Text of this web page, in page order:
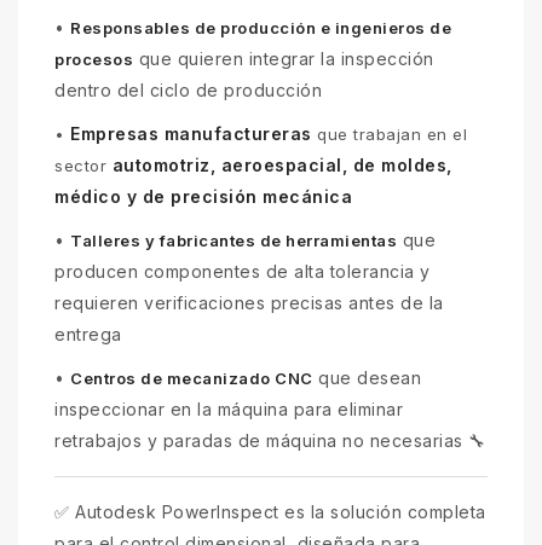
• Responsables de producción e ingenieros de
procesos que quieren integrar la inspección
dentro del ciclo de producción
• Empresas manufactureras que trabajan en el
sector automotriz, aeroespacial, de moldes,
médico y de precisión mecánica
• Talleres y fabricantes de herramientas que
producen componentes de alta tolerancia y
requieren verificaciones precisas antes de la
entrega
• Centros de mecanizado CNC que desean
inspeccionar en la máquina para eliminar
retrabajos y paradas de máquina no necesarias 🔧
✅ Autodesk PowerInspect es la solución completa